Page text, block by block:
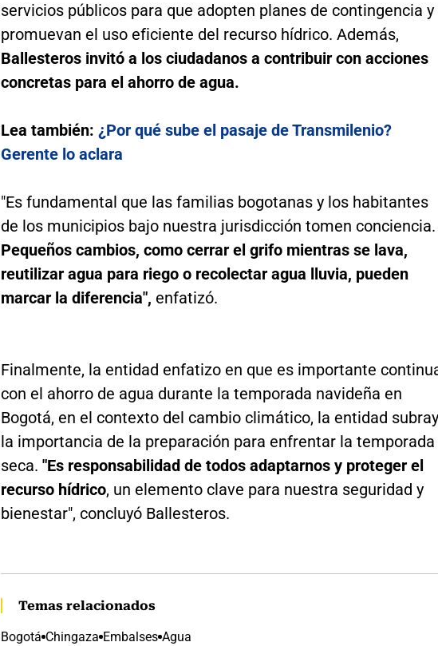
servicios públicos para que adopten planes de contingencia y
promuevan el uso eficiente del recurso hídrico. Además,
Ballesteros invitó a los ciudadanos a contribuir con acciones
concretas para el ahorro de agua.
Lea también: ¿Por qué sube el pasaje de Transmilenio?
Gerente lo aclara
"Es fundamental que las familias bogotanas y los habitantes
de los municipios bajo nuestra jurisdicción tomen conciencia.
Pequeños cambios, como cerrar el grifo mientras se lava,
reutilizar agua para riego o recolectar agua lluvia, pueden
marcar la diferencia", enfatizó.
Finalmente, la entidad enfatizo en que es importante
con el ahorro de agua durante la temporada navideña en
Bogotá, en el contexto del cambio climático, la entidad
la importancia de la preparación para enfrentar la temporada
seca. "Es responsabilidad de todos adaptarnos y proteger el
recurso hídrico, un elemento clave para nuestra seguridad y
bienestar", concluyó Ballesteros.
Temas relacionados
Bogotá Chingaza Embalses Agua